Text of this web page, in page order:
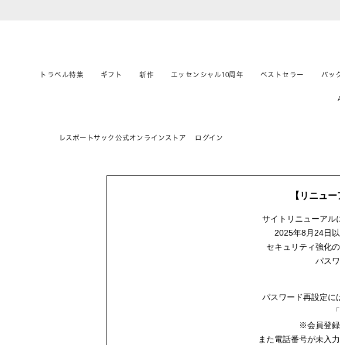
トラベル特集 ギフト 新作 エッセンシャル10周年 ベストセラー バッ
レスポートサック公式オンラインストア ログイン
【リニュ
サイトリニューアル
2025年8月24日
セキュリティ強化
パス
パスワード再設定に
※会員登録
また電話番号が未入